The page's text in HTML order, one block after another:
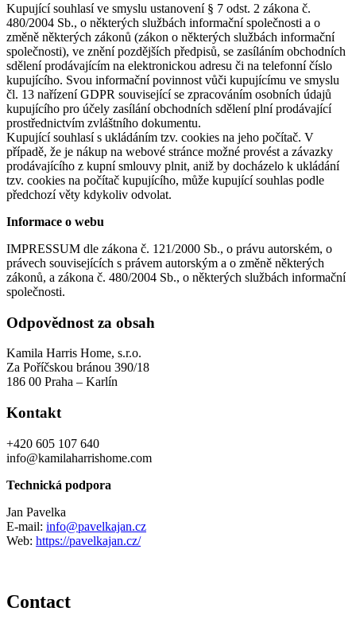
Kupující souhlasí ve smyslu ustanovení § 7 odst. 2 zákona č.
480/2004 Sb., o některých službách informační společnosti a o
změně některých zákonů (zákon o některých službách informační
společnosti), ve znění pozdějších předpisů, se zasíláním obchodních
sdělení prodávajícím na elektronickou adresu či na telefonní číslo
kupujícího. Svou informační povinnost vůči kupujícímu ve smyslu
čl. 13 nařízení GDPR související se zpracováním osobních údajů
kupujícího pro účely zasílání obchodních sdělení plní prodávající
prostřednictvím zvláštního dokumentu.
Kupující souhlasí s ukládáním tzv. cookies na jeho počítač. V
případě, že je nákup na webové stránce možné provést a závazky
prodávajícího z kupní smlouvy plnit, aniž by docházelo k ukládání
tzv. cookies na počítač kupujícího, může kupující souhlas podle
předchozí věty kdykoliv odvolat.
Informace o webu
IMPRESSUM dle zákona č. 121/2000 Sb., o právu autorském, o
právech souvisejících s právem autorským a o změně některých
zákonů, a zákona č. 480/2004 Sb., o některých službách informační
společnosti.
Odpovědnost za obsah
Kamila Harris Home, s.r.o.
Za Poříčskou bránou 390/18
186 00 Praha – Karlín
Kontakt
+420 605 107 640
info@kamilaharrishome.com
Technická podpora
Jan Pavelka
E-mail: info@pavelkajan.cz
Web: https://pavelkajan.cz/
Contact